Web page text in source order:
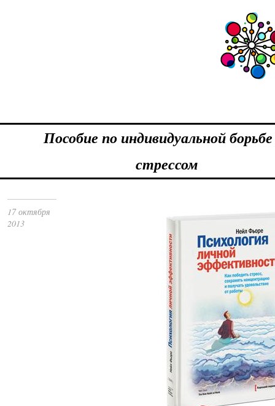
Пособие по индивидуальной
стрессом
17 октября
2013